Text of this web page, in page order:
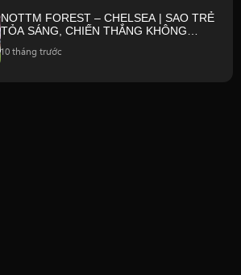
NOTTM FOREST – CHELSEA | SAO TRẺ
TỎA SÁNG, CHIẾN THẮNG KHÔNG
10 tháng trước